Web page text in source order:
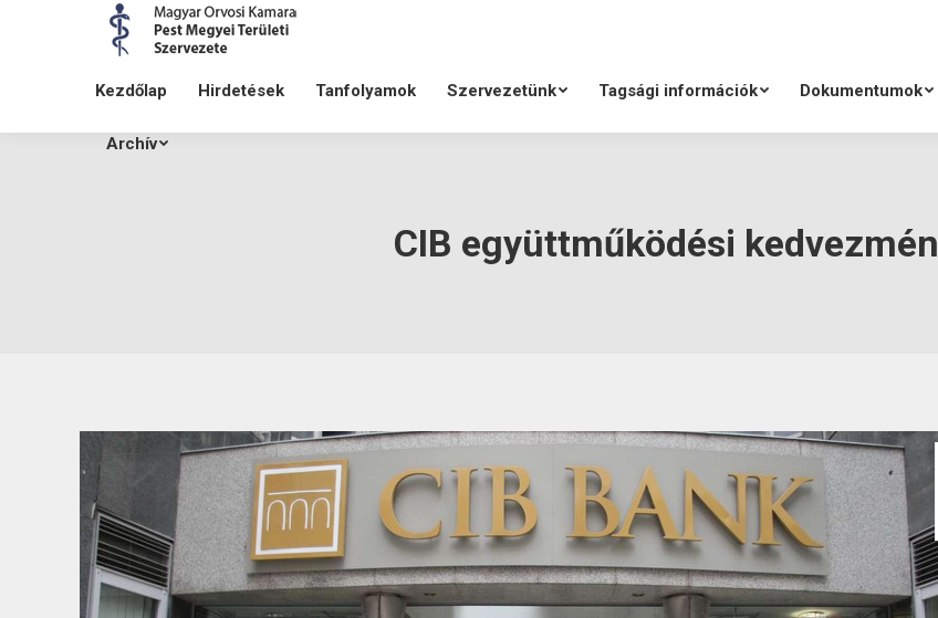
Kezdőlap Hirdetések Tanfolyamok Szervezetünk Tagsági információk Dokumentumok
Archív
CIB együttműködési